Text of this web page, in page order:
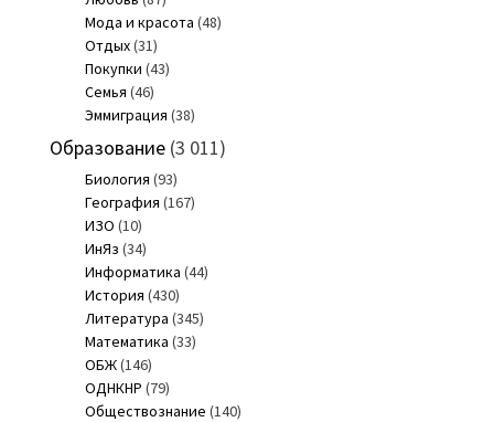
Мода и красота (48)
Отдых(31)
Покупки (43)
Семья (46)
Эммиграция (38)
Образование(3 011)
Биология (93)
География (167)
ИЗО (10)
ИнЯз (34)
Информатика (44)
История (430)
Литература (345)
Математика (33)
ОБЖ(146)
ОДНКНР (79)
Обществознание (140)